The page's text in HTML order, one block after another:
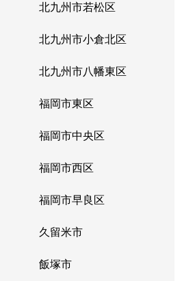
北九州市若松区
北九州市小倉北区
北九州市八幡東区
福岡市東区
福岡市中央区
福岡市西区
福岡市早良区
久留米市
飯塚市